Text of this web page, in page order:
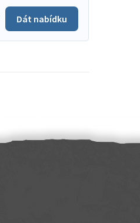
Dát nabídku